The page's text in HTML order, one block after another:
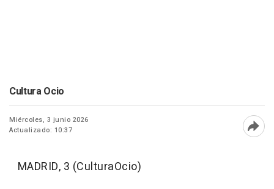
Cultura Ocio
Miércoles, 3 junio 2026
Actualizado: 10:37
MADRID, 3 (CulturaOcio)